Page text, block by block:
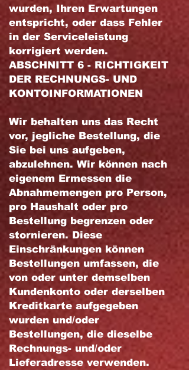
wurden, Ihren Erwartungen
entspricht, oder dass Fehler
in der Serviceleistung
korrigiert werden.
ABSCHNITT 6 - RICHTIGKEIT
DER RECHNUNGS- UND
KONTOINFORMATIONEN
Wir behalten uns das Recht
vor, jegliche Bestellung, die
Sie bei uns aufgeben,
abzulehnen. Wir können nach
eigenem Ermessen die
Abnahmemengen pro Person,
pro Haushalt oder pro
Bestellung begrenzen oder
stornieren. Diese
Einschränkungen können
Bestellungen umfassen, die
von oder unter demselben
Kundenkonto oder derselben
Kreditkarte aufgegeben
wurden und/oder
Bestellungen, die dieselbe
Rechnungs- und/oder
Lieferadresse verwenden.